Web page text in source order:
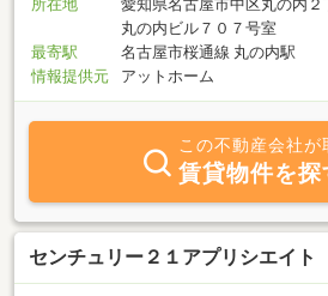
所在地
愛知県名古屋市中区丸の内
丸の内ビル７０７号室
最寄駅
名古屋市桜通線 丸の内駅
情報提供元
アットホーム
この不動産会社が
賃貸物件を探
センチュリー２１アプリシエイト